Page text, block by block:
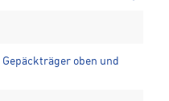
oben und